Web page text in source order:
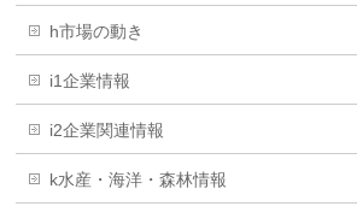
h市場の動き
i1企業情報
i2企業関連情報
k水産・海洋・森林情報